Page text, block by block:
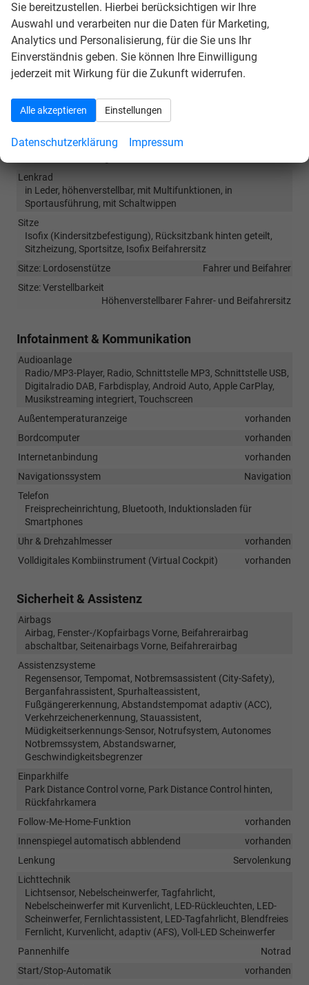
Innen
Armlehnen
Mittelarmlehne
Doppelter Laderaumboden
Fensterheber
Innenraumfilter
Klimatisierung
Klimaautomatik, 2-Zonen-Klimaautomatik
Lenkrad
in Leder, höhenverstellbar, mit Multifunktionen, in
Sportausführung, mit Schaltwippen
Sitze
Isofix (Kindersitzbefestigung), Rücksitzbank hinten geteilt,
Sitzheizung, Sportsitze, Isofix Beifahrersitz
Sitze: Lordosenstütze
Fahrer und Beifahrer
Sitze: Verstellbarkeit
Höhenverstellbarer Fahrer- und Beifahrersitz
Infotainment & Kommunikation
Audioanlage
Radio/MP3-Player, Radio, Schnittstelle MP3, Schnittstelle USB,
Digitalradio DAB, Farbdisplay, Android Auto, Apple CarPlay,
Musikstreaming integriert, Touchscreen
Außentemperaturanzeige
vorhanden
Bordcomputer
vorhanden
Internetanbindung
vorhanden
Navigationssystem
Navigation
Telefon
Freisprecheinrichtung, Bluetooth, Induktionsladen für
Smartphones
Uhr & Drehzahlmesser
vorhanden
Volldigitales Kombiinstrument (Virtual Cockpit)
vorhanden
Sicherheit & Assistenz
Airbags
Airbag, Fenster-/Kopfairbags Vorne, Beifahrerairbag
abschaltbar, Seitenairbags Vorne, Beifahrerairbag
Assistenzsysteme
Regensensor, Tempomat, Notbremsassistent (City-Safety),
Berganfahrassistent, Spurhalteassistent,
Fußgängererkennung, Abstandstempomat adaptiv (ACC),
Verkehrzeichenerkennung, Stauassistent,
Müdigkeitserkennungs-Sensor, Notrufsystem, Autonomes
Notbremssystem, Abstandswarner,
Geschwindigkeitsbegrenzer
Einparkhilfe
Park Distance Control vorne, Park Distance Control hinten,
Rückfahrkamera
Follow-Me-Home-Funktion
vorhanden
Innenspiegel automatisch abblendend
vorhanden
Lenkung
Servolenkung
Lichttechnik
Lichtsensor, Nebelscheinwerfer, Tagfahrlicht,
Nebelscheinwerfer mit Kurvenlicht, LED-Rückleuchten, LED-
Scheinwerfer, Fernlichtassistent, LED-Tagfahrlicht, Blendfreies
Fernlicht, Kurvenlicht, adaptiv (AFS), Voll-LED Scheinwerfer
Pannenhilfe
Notrad
Start/Stop-Automatik
vorhanden
Sie bereitzustellen. Hierbei berücksichtigen wir Ihre
Auswahl und verarbeiten nur die Daten für Marketing,
Analytics und Personalisierung, für die Sie uns Ihr
Einverständnis geben. Sie können Ihre Einwilligung
jederzeit mit Wirkung für die Zukunft widerrufen.
Alle akzeptieren Einstellungen
Datenschutzerklärung Impressum